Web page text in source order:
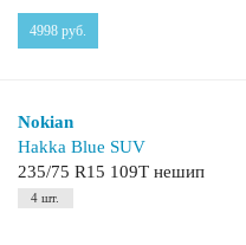
4998 руб.
Nokian
Hakka Blue SUV
235/75 R15 109T нешип
4 шт.